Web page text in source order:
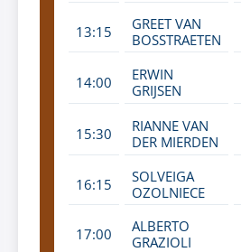
13:15
GREET VAN
BOSSTRAETEN
14:00
ERWIN
GRIJSEN
15:30
RIANNE VAN
DER MIERDEN
16:15
SOLVEIGA
OZOLNIECE
17:00
ALBERTO
GRAZIOLI